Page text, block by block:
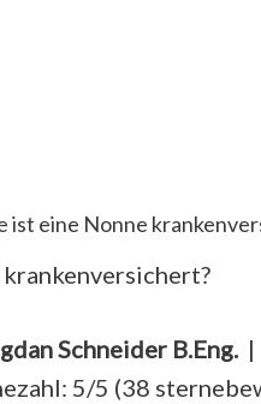
ist eine Nonne
Schneider B.Eng.|
5/5 (38